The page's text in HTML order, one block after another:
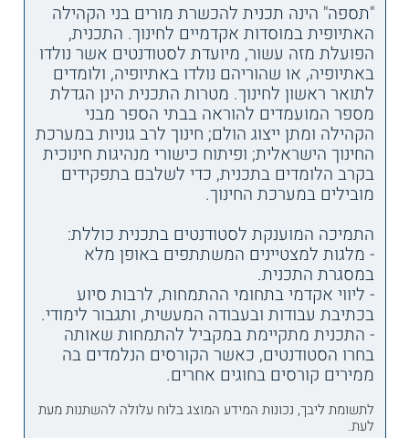
"תספה" הינה תכנית להכשרת מורים בני הקהילה
האתיופית במוסדות אקדמיים לחינוך. התכנית,
הפועלת מזה עשור, מיועדת לסטודנטים אשר נולדו
באתיופיה, או שהוריהם נולדו באתיופיה, ולומדים
לתואר ראשון לחינוך. מטרות התכנית הינן הגדלת
מספר המועמדים להוראה בבתי הספר מבני
הקהילה ומתן ייצוג הולם; חינוך לרב גוניות במערכת
החינוך הישראלית; ופיתוח כישורי מנהיגות חינוכית
בקרב הלומדים בתכנית, כדי לשלבם בתפקידים
מובילים במערכת החינוך.
התמיכה המוענקת לסטודנטים בתכנית כוללת:
- מלגות למצטיינים המשתתפים באופן מלא
במסגרת התכנית.
- ליווי אקדמי בתחומי ההתמחות, לרבות סיוע
בכתיבת עבודות ובעבודה המעשית, ותגבור לימודי.
- התכנית מתקיימת במקביל להתמחות שאותה
בחרו הסטודנטים, כאשר הקורסים הנלמדים בה
ממירים קורסים בחוגים אחרים.
לתשומת ליבך, נכונות המידע המוצג בלוח עלולה להשתנות מעת
לעת.